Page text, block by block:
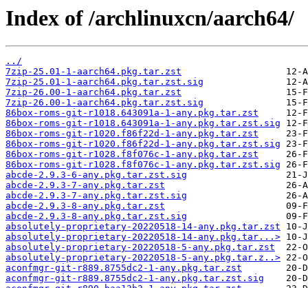
Index of /archlinuxcn/aarch64/
../
7zip-25.01-1-aarch64.pkg.tar.zst
7zip-25.01-1-aarch64.pkg.tar.zst.sig
7zip-26.00-1-aarch64.pkg.tar.zst
7zip-26.00-1-aarch64.pkg.tar.zst.sig
86box-roms-git-r1018.643091a-1-any.pkg.tar.zst
86box-roms-git-r1018.643091a-1-any.pkg.tar.zst.sig
86box-roms-git-r1020.f86f22d-1-any.pkg.tar.zst
86box-roms-git-r1020.f86f22d-1-any.pkg.tar.zst.sig
86box-roms-git-r1028.f8f076c-1-any.pkg.tar.zst
86box-roms-git-r1028.f8f076c-1-any.pkg.tar.zst.sig
abcde-2.9.3-6-any.pkg.tar.zst.sig
abcde-2.9.3-7-any.pkg.tar.zst
abcde-2.9.3-7-any.pkg.tar.zst.sig
abcde-2.9.3-8-any.pkg.tar.zst
abcde-2.9.3-8-any.pkg.tar.zst.sig
absolutely-proprietary-20220518-14-any.pkg.tar.zst
absolutely-proprietary-20220518-14-any.pkg.tar...>
absolutely-proprietary-20220518-5-any.pkg.tar.zst
absolutely-proprietary-20220518-5-any.pkg.tar.z..>
aconfmgr-git-r889.8755dc2-1-any.pkg.tar.zst
aconfmgr-git-r889.8755dc2-1-any.pkg.tar.zst.sig